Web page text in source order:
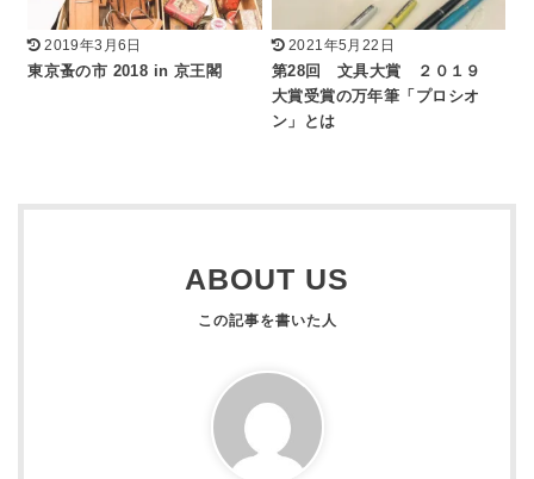
2019年3月6日
東京蚤の市 2018 in 京王閣
2021年5月22日
第28回 文具大賞 ２０１９
大賞受賞の万年筆「プロシオ
ン」とは
ABOUT US